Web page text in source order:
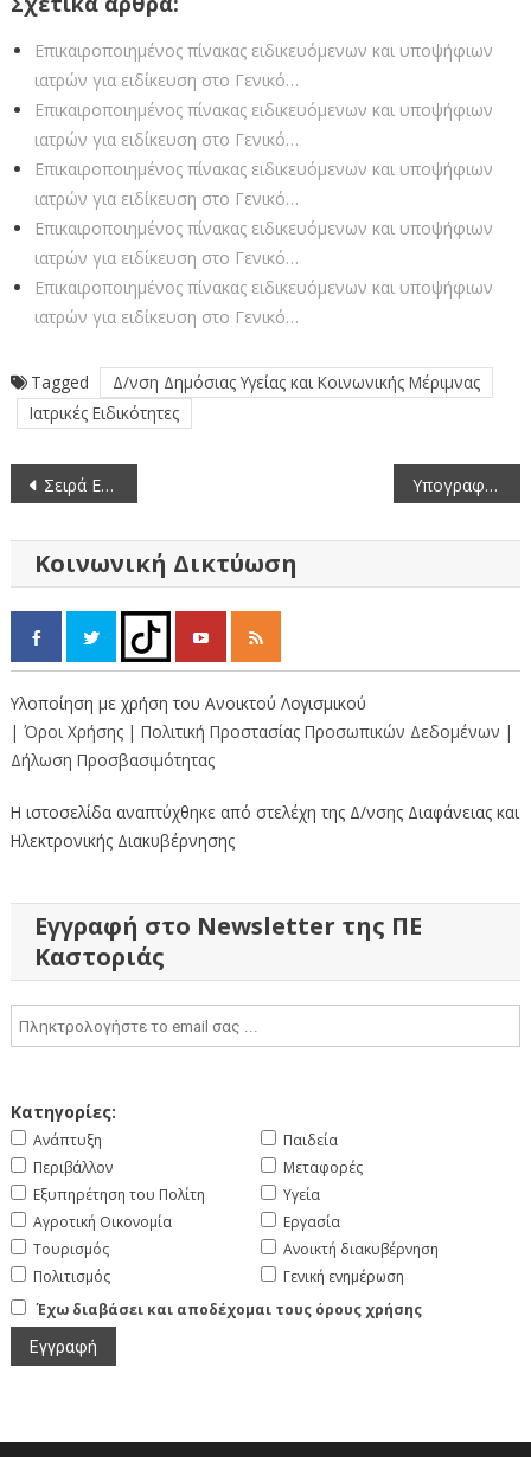
Eπικαιροποιημένος πίνακας ειδικευόμενων και υποψήφιων
ιατρών για ειδίκευση στο Γενικό…
Eπικαιροποιημένος πίνακας ειδικευόμενων και υποψήφιων
ιατρών για ειδίκευση στο Γενικό…
Eπικαιροποιημένος πίνακας ειδικευόμενων και υποψήφιων
ιατρών για ειδίκευση στο Γενικό…
Eπικαιροποιημένος πίνακας ειδικευόμενων και υποψήφιων
ιατρών για ειδίκευση στο Γενικό…
Eπικαιροποιημένος πίνακας ειδικευόμενων και υποψήφιων
ιατρών για ειδίκευση στο Γενικό…
Tagged
Δ/νση Δημόσιας Υγείας και Κοινωνικής Μέριμνας
Ιατρικές Ειδικότητες
Πλοήγηση
Σειρά Επαφών και Υπογραφή Σύμβασης στην Π.Ε. Καστοριάς από τον Περιφερειάρχη Δυτικής Μακεδονίας. Υπογραφή Προγραμματικής Σύμβασης για τον Σύμβουλο Υποστήριξης για τη Δημιουργία Πρότυπου Κέντρου Αυτισμού στην Π.Ε. Καστοριάς.
Κοινωνική Δικτύωση
Υλοποίηση με χρήση του Ανοικτού Λογισμικού
| Όροι Χρήσης | Πολιτική Προστασίας Προσωπικών Δεδομένων |
Δήλωση Προσβασιμότητας
Η ιστοσελίδα αναπτύχθηκε από στελέχη της Δ/νσης Διαφάνειας και
Ηλεκτρονικής Διακυβέρνησης
Εγγραφή στο Newsletter της ΠΕ
Καστοριάς
Κατηγορίες:
Ανάπτυξη
Περιβάλλον
Εξυπηρέτηση του Πολίτη
Αγροτική Οικονομία
Τουρισμός
Πολιτισμός
Παιδεία
Μεταφορές
Υγεία
Εργασία
Ανοικτή διακυβέρνηση
Γενική ενημέρωση
Έχω διαβάσει και αποδέχομαι τους όρους χρήσης